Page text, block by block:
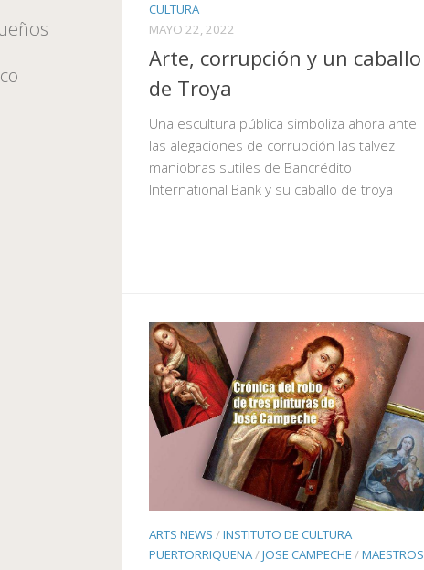
CULTURA
MAYO 22, 2022
Arte, corrupción y un caballo
de Troya
Una escultura pública simboliza ahora ante
las alegaciones de corrupción las talvez
maniobras sutiles de Bancrédito
International Bank y su caballo de troya
ARTS NEWS /INSTITUTO DE CULTURA
PUERTORRIQUENA/JOSE CAMPECHE /MAESTROS